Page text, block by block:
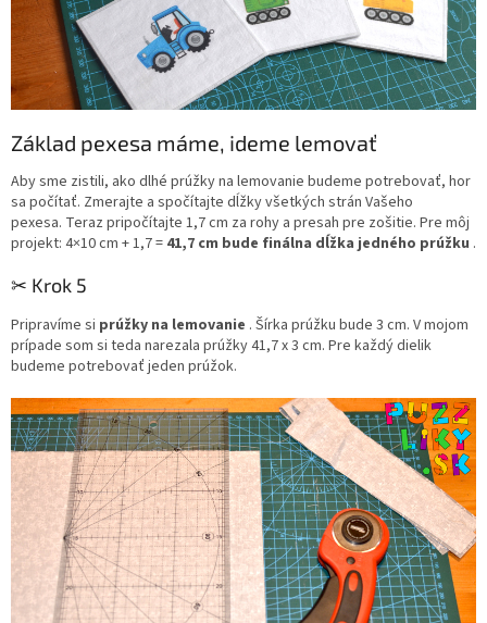
Základ pexesa máme, ideme lemovať
Aby sme zistili, ako dlhé prúžky na lemovanie budeme potrebovať, hor
sa počítať. Zmerajte a spočítajte dĺžky všetkých strán Vašeho
pexesa. Teraz pripočítajte 1,7 cm za rohy a presah pre zošitie. Pre môj
projekt: 4×10 cm + 1,7 = 41,7 cm bude finálna dĺžka jedného prúžku .
✂︎ Krok 5
Pripravíme si prúžky na lemovanie . Šírka prúžku bude 3 cm. V mojom
prípade som si teda narezala prúžky 41,7 x 3 cm. Pre každý dielik
budeme potrebovať jeden prúžok.